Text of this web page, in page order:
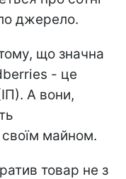
джерело.
що значна
- це
А вони,
своїм майном.
товар не з